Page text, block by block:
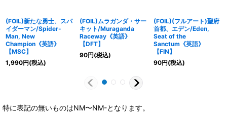
(FOIL)新たな勇士、スパ
イダーマン/Spider-
Man, New
Champion《英語》
【MSC】
1,990円(税込)
(FOIL)ムラガンダ・サー
キット/Muraganda
Raceway《英語》
【DFT】
90円(税込)
(FOIL)(フルアート)聖府
首都、エデン/Eden,
Seat of the
Sanctum《英語》
【FIN】
90円(税込)
特に表記の無いものはNM〜NM-となります。